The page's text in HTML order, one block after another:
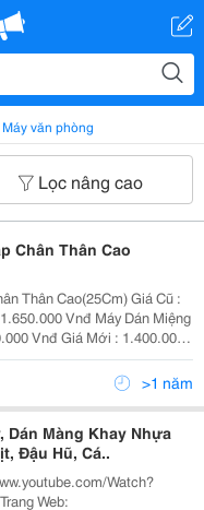
Máy văn phòng
Lọc nâng cao
Chân Thân Cao
Cao(25Cm) Giá Cũ :
>1 năm
Dán Màng Khay Nhựa
Đậu Hũ, Cá..
Watch?